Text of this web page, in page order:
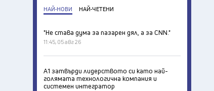
НАЙ-НОВИ НАЙ-ЧЕТЕНИ
"Не става дума за пазарен дял, а за CNN."
11:45, 05 авг 26
А1 затвърди лидерството си като най-
голямата технологична компания и
системен интегратор